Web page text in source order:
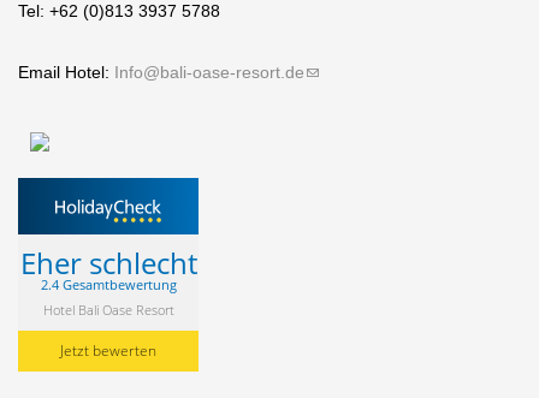
Tel: +62 (0)813 3937 5788
Email Hotel: Info@bali-oase-resort.de(link sends e-mail)
Eher schlecht
2.4 Gesamtbewertung
Hotel Bali Oase Resort
Jetzt bewerten